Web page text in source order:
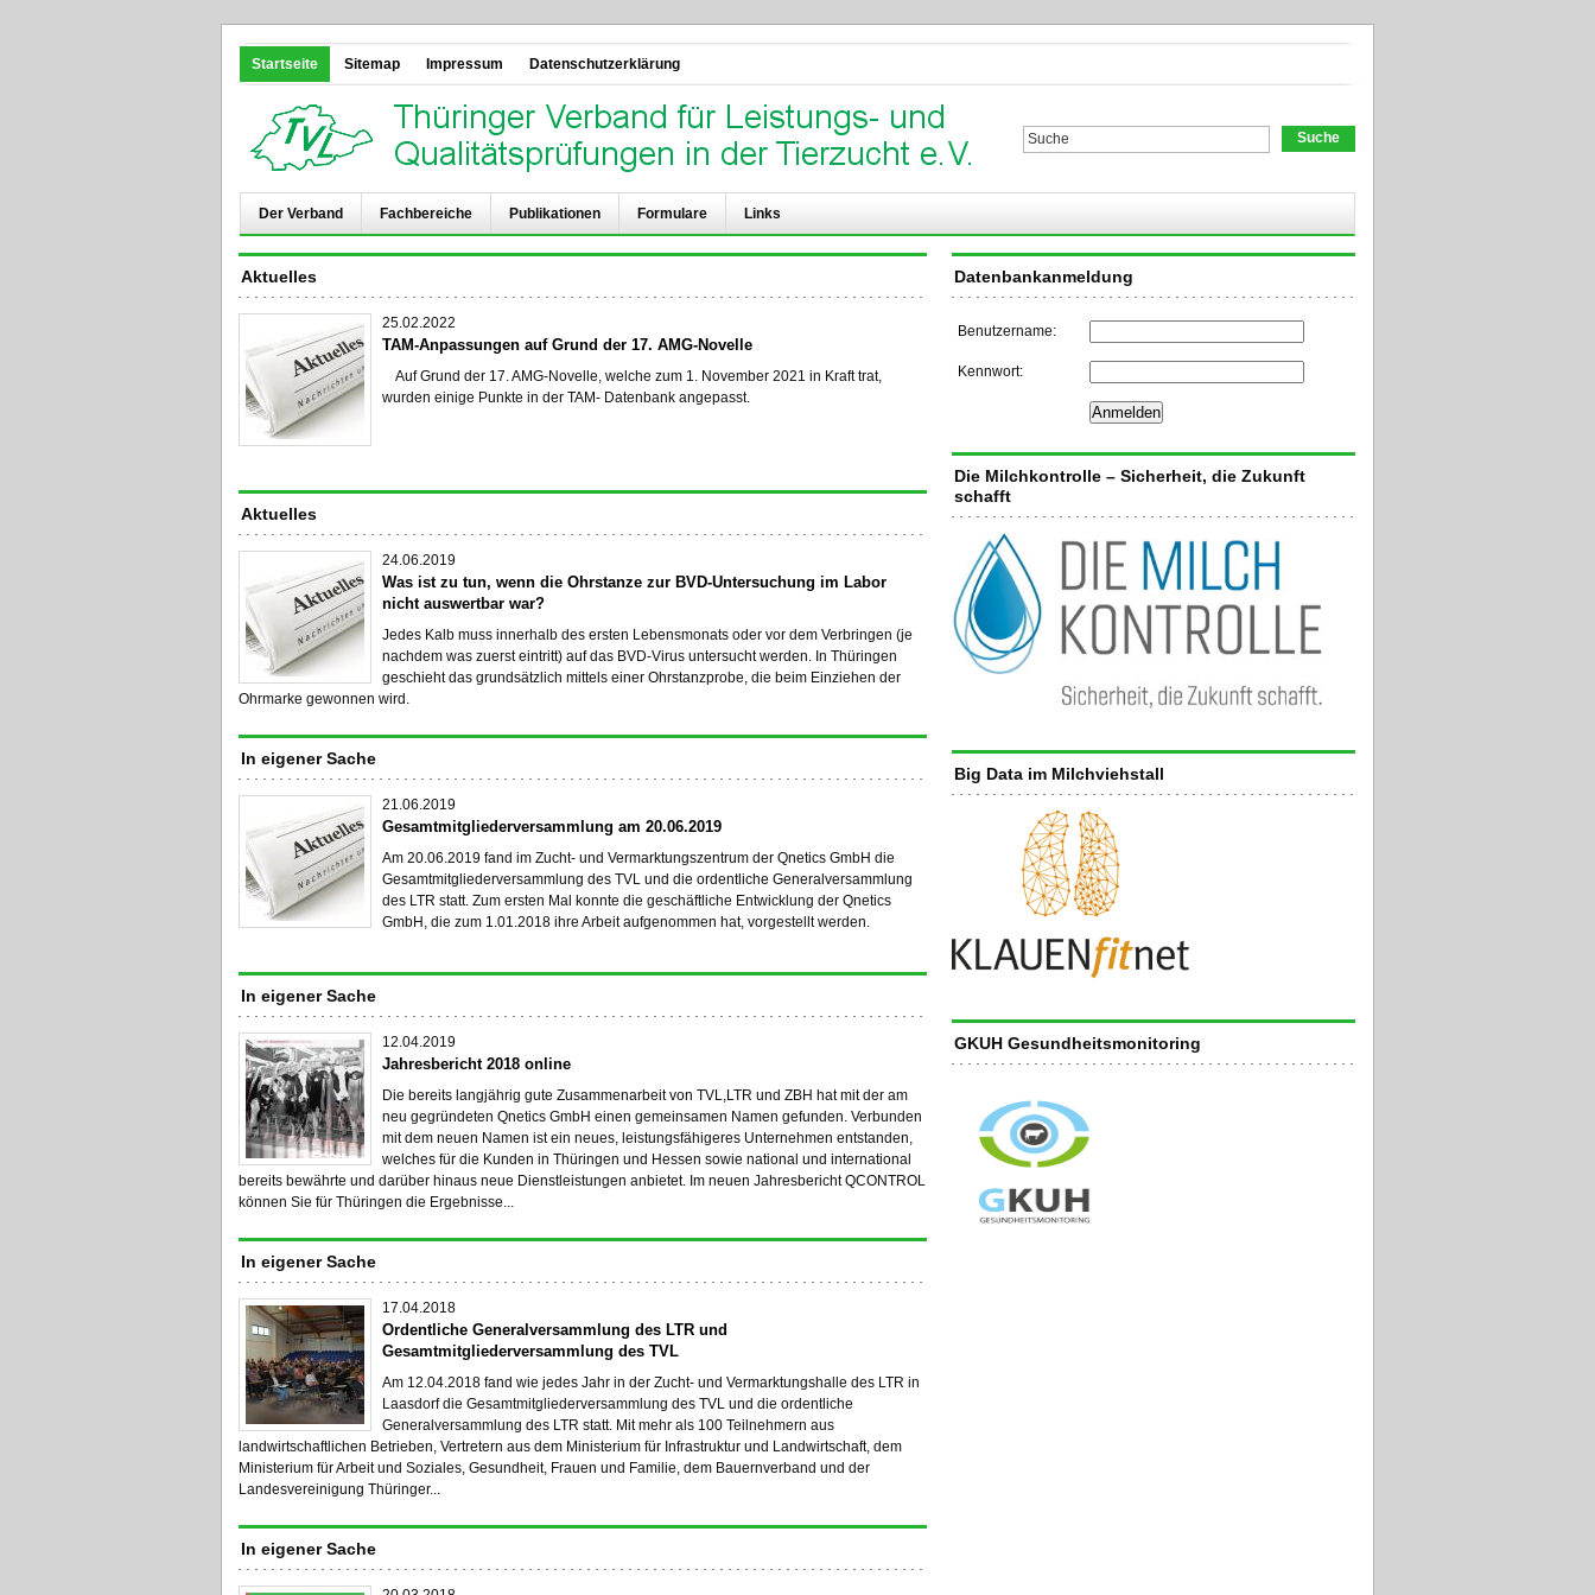
Startseite Sitemap Impressum Datenschutzerklärung
Suchformular
Der Verband Fachbereiche Publikationen Formulare Links
Datenbankanmeldung
Benutzername:
Kennwort:
Die Milchkontrolle – Sicherheit, die Zukunft
schafft
Big Data im Milchviehstall
GKUH Gesundheitsmonitoring
Aktuelles
25.02.2022
TAM-Anpassungen auf Grund der 17. AMG-Novelle
Auf Grund der 17. AMG-Novelle, welche zum 1. November 2021 in Kraft trat,
wurden einige Punkte in der TAM- Datenbank angepasst.
Aktuelles
24.06.2019
Was ist zu tun, wenn die Ohrstanze zur BVD-Untersuchung im Labor
nicht auswertbar war?
Jedes Kalb muss innerhalb des ersten Lebensmonats oder vor dem Verbringen (je
nachdem was zuerst eintritt) auf das BVD-Virus untersucht werden. In Thüringen
geschieht das grundsätzlich mittels einer Ohrstanzprobe, die beim Einziehen der
Ohrmarke gewonnen wird.
In eigener Sache
21.06.2019
Gesamtmitgliederversammlung am 20.06.2019
Am 20.06.2019 fand im Zucht- und Vermarktungszentrum der Qnetics GmbH die
Gesamtmitgliederversammlung des TVL und die ordentliche Generalversammlung
des LTR statt. Zum ersten Mal konnte die geschäftliche Entwicklung der Qnetics
GmbH, die zum 1.01.2018 ihre Arbeit aufgenommen hat, vorgestellt werden.
In eigener Sache
12.04.2019
Jahresbericht 2018 online
Die bereits langjährig gute Zusammenarbeit von TVL,LTR und ZBH hat mit der am
neu gegründeten Qnetics GmbH einen gemeinsamen Namen gefunden. Verbunden
mit dem neuen Namen ist ein neues, leistungsfähigeres Unternehmen entstanden,
welches für die Kunden in Thüringen und Hessen sowie national und international
bereits bewährte und darüber hinaus neue Dienstleistungen anbietet. Im neuen Jahresbericht QCONTROL
können Sie für Thüringen die Ergebnisse...
In eigener Sache
17.04.2018
Ordentliche Generalversammlung des LTR und
Gesamtmitgliederversammlung des TVL
Am 12.04.2018 fand wie jedes Jahr in der Zucht- und Vermarktungshalle des LTR in
Laasdorf die Gesamtmitgliederversammlung des TVL und die ordentliche
Generalversammlung des LTR statt. Mit mehr als 100 Teilnehmern aus
landwirtschaftlichen Betrieben, Vertretern aus dem Ministerium für Infrastruktur und Landwirtschaft, dem
Ministerium für Arbeit und Soziales, Gesundheit, Frauen und Familie, dem Bauernverband und der
Landesvereinigung Thüringer...
In eigener Sache